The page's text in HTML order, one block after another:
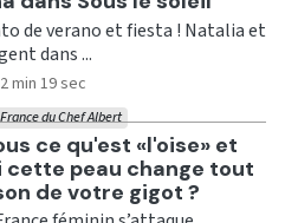
de verano et fiesta ! Natalia et
dans ...
2 min 19 sec
ce qu'est «l'oise» et
cette peau change tout
de votre gigot ?
du Chef Albert